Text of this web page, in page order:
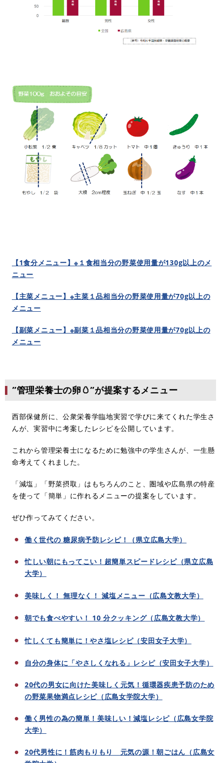
【1食分メニュー】※１食相当分の野菜使用量が130g以上のメ
ニュー
【主菜メニュー】※主菜１品相当分の野菜使用量が70g以上の
メニュー
【副菜メニュー】※副菜１品相当分の野菜使用量が70g以上の
メニュー
”管理栄養士の卵🥚”が提案するメニュー
西部保健所に、公衆栄養学臨地実習で学びに来てくれた学生さ
んが、実習中に考案したレシピを公開しています。
これから管理栄養士になるために勉強中の学生さんが、一生懸
命考えてくれました。
「減塩」「野菜摂取」はもちろんのこと、圏域や広島県の特産
を使って「簡単」に作れるメニューの提案をしています。
ぜひ作ってみてください。
働く世代の 糖尿病予防レシピ！（県立広島大学）
忙しい朝にもってこい！超簡単スピードレシピ（県立広島
大学）
美味しく！ 無理なく！ 減塩メニュー（広島文教大学）
朝でも食べやすい！ 10 分クッキング（広島文教大学）
忙しくても簡単に！やさ塩レシピ（安田女子大学）
自分の身体に「やさしくなれる」レシピ（安田女子大学）
20代の男女に向けた美味しく元気！循環器疾患予防のため
の野菜果物満点レシピ（広島女学院大学）
働く男性の為の簡単！美味しい！減塩レシピ（広島女学院
大学）
20代男性に！筋肉もりもり 元気の源！朝ごはん（広島女